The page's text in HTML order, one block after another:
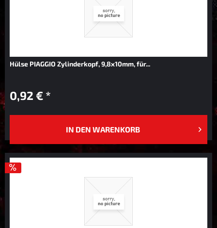
Hülse PIAGGIO Zylinderkopf, 9,8x10mm, für...
0,92 € *
IN DEN WARENKORB